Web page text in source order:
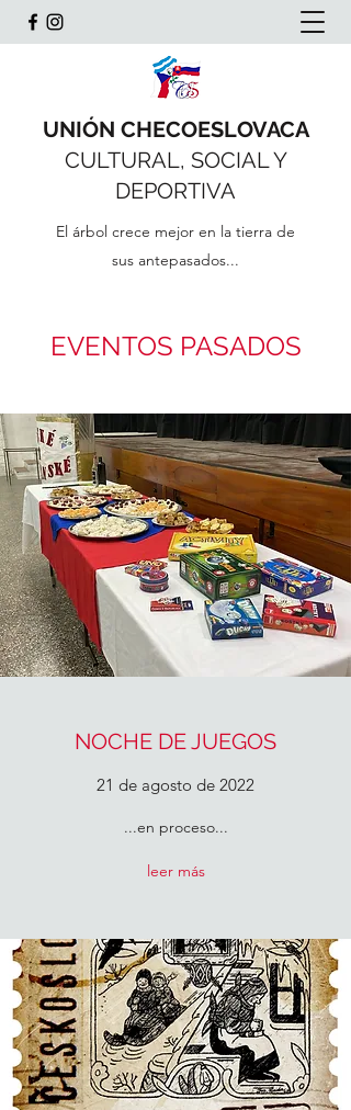
UNIÓN CHECOESLOVACA
CULTURAL, SOCIAL Y
DEPORTIVA
El árbol crece mejor en la tierra de
sus antepasados...
EVENTOS PASADOS
NOCHE DE JUEGOS
21 de agosto de 2022
...en proceso...
leer más